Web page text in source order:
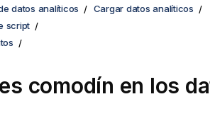
datos analíticos
Cargar datos analíticos
script
comodín en los